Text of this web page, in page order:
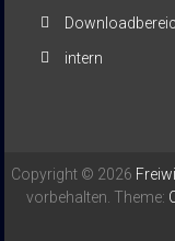
intern
Copyright © 2026
vorbehalten. Theme: